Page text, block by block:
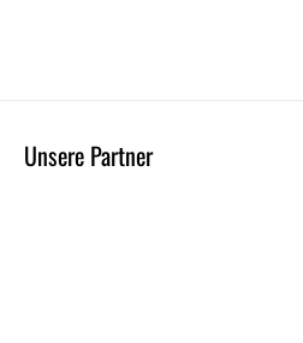
Unsere Partner